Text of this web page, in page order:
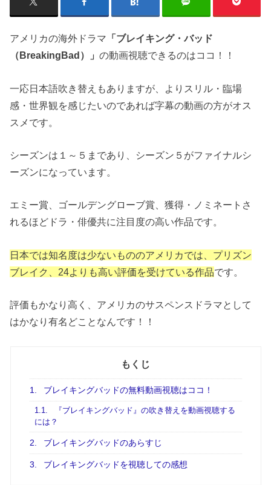
アメリカの海外ドラマ 「ブレイキング・バッド
（BreakingBad）」の動画視聴できるのはココ！！
一応日本語吹き替えもありますが、よりスリル・臨場
感・世界観を感じたいのであれば字幕の動画の方がオス
スメです。
シーズンは１～５まであり、シーズン５がファイナルシ
ーズンになっています。
エミー賞、ゴールデングローブ賞、獲得・ノミネートさ
れるほどドラ・俳優共に注目度の高い作品です。
日本では知名度は少ないもののアメリカでは、プリズン
ブレイク、24よりも高い評価を受けている作品です。
評価もかなり高く、アメリカのサスペンスドラマとして
はかなり有名どことなんです！！
もくじ
1. ブレイキングバッドの無料動画視聴はココ！
1.1.
『ブレイキングバッド』の吹き替えを動画視聴する
には？
2. ブレイキングバッドのあらすじ
3. ブレイキングバッドを視聴しての感想